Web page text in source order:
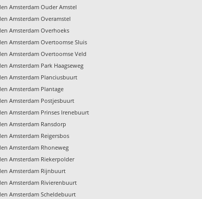
Amsterdam Ouder Amstel
Amsterdam Overamstel
Amsterdam Overhoeks
Amsterdam Overtoomse Sluis
Amsterdam Overtoomse Veld
Amsterdam Park Haagseweg
Amsterdam Planciusbuurt
Amsterdam Plantage
Amsterdam Postjesbuurt
Amsterdam Prinses Irenebuurt
Amsterdam Ransdorp
Amsterdam Reigersbos
Amsterdam Rhoneweg
Amsterdam Riekerpolder
Amsterdam Rijnbuurt
Amsterdam Rivierenbuurt
Amsterdam Scheldebuurt